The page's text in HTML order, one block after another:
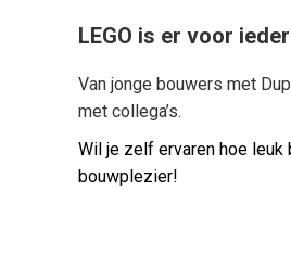
LEGO is er voor
Van jonge bouwers met
met collega’s.
Wil je zelf ervaren hoe leuk
bouwplezier!